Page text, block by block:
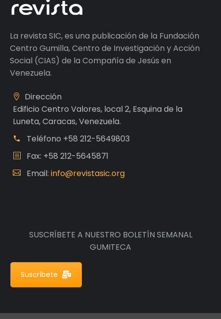
La revista SIC, es una publicación de la Fundación
Centro Gumilla, Centro de Investigación y Acción
Social (CIAS) de la Compañía de Jesús en
Venezuela.
Dirección
Edificio Centro Valores, local 2, Esquina de la
Luneta, Caracas, Venezuela.
Teléfono +58 212-5649803
Fax: +58 212-5645871
Email: info@revistasic.org
SUSCRÍBETE A NUESTRO BOLETÍN SEMANAL
GUMITECA
Suscríbete